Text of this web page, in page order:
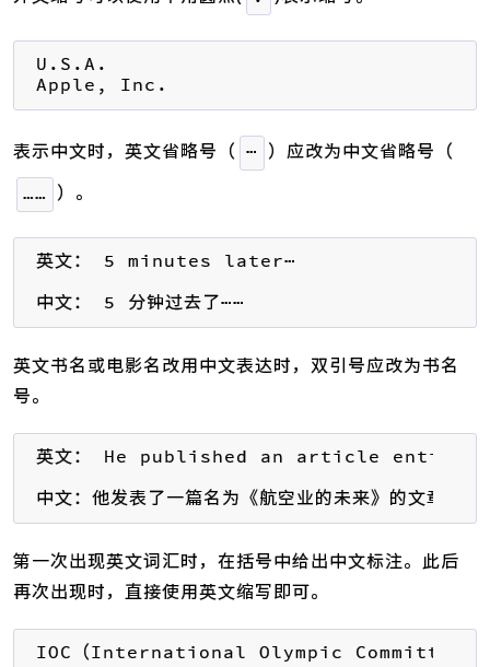
U.S.A.
Apple, Inc.
表示中文时，英文省略号（ ⋯ ）应改为中文省略号（
…… ）。
英文： 5 minutes later⋯
中文： 5 分钟过去了⋯⋯
英文书名或电影名改用中文表达时，双引号应改为书名
号。
英文： He published an article
中文：他发表了一篇名为《航空业的未来》的文章。
第一次出现英文词汇时，在括号中给出中文标注。此后
再次出现时，直接使用英文缩写即可。
IOC（International Olympic Committee，国际